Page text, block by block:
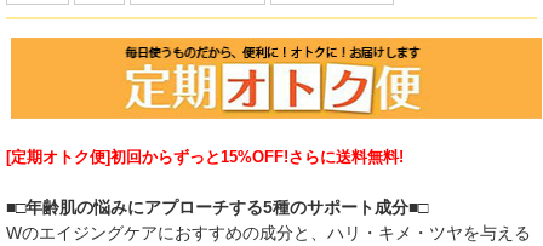
[定期オトク便]初回からずっと15%OFF!さらに送料無料!
■□年齢肌の悩みにアプローチする5種のサポート成分■□
Wのエイジングケアにおすすめの成分と、ハリ・キメ・ツヤを与える